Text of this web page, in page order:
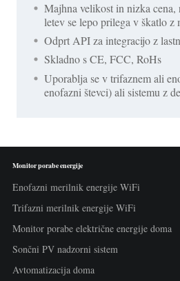
Majhna velikost in nizka
letev se lepo prilega v škatlo z
Odprt API za integracijo z
Skladno s CE, FCC, RoHs
Uporablja se v trifaznem ali
enofazni števci) ali sistemu z
Monitor porabe energije
Enofazni merilnik energije WiFi
Trifazni merilnik energije WiFi
Monitor porabe električne energije doma
Sončni PV nadzorni sistem
Avtomatizacija doma